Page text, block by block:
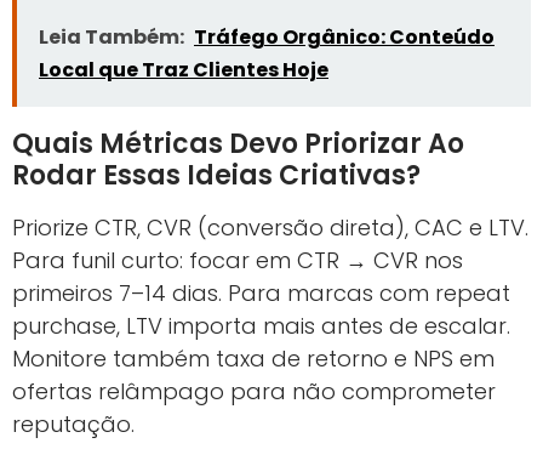
Leia Também: Tráfego Orgânico: Conteúdo
Local que Traz Clientes Hoje
Quais Métricas Devo Priorizar Ao
Rodar Essas Ideias Criativas?
Priorize CTR, CVR (conversão direta), CAC e LTV.
Para funil curto: focar em CTR → CVR nos
primeiros 7–14 dias. Para marcas com repeat
purchase, LTV importa mais antes de escalar.
Monitore também taxa de retorno e NPS em
ofertas relâmpago para não comprometer
reputação.